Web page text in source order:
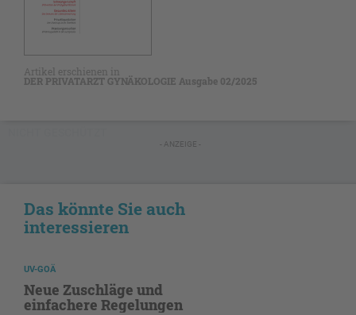
Artikel erschienen in
DER PRIVATARZT GYNÄKOLOGIE Ausgabe 02/2025
- ANZEIGE -
Das könnte Sie auch
interessieren
UV-GOÄ
Neue Zuschläge und
einfachere Regelungen